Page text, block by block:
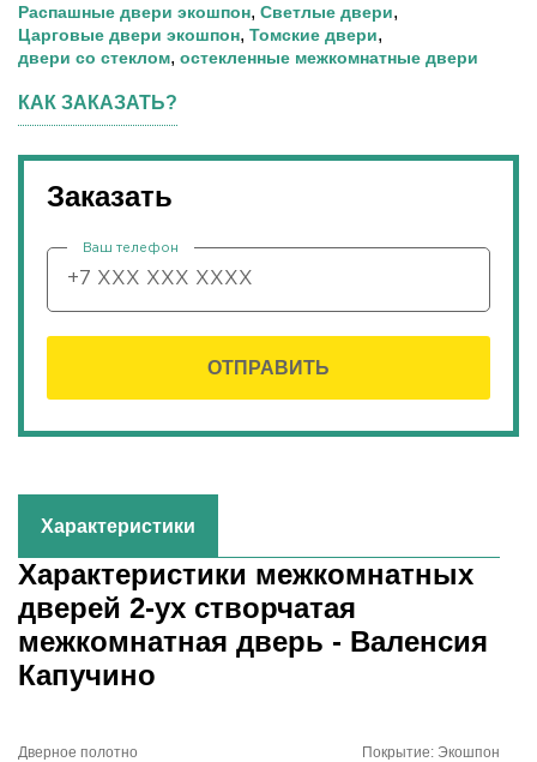
Распашные двери экошпон, Светлые двери,
Царговые двери экошпон, Томские двери,
двери со стеклом, остекленные межкомнатные двери
КАК ЗАКАЗАТЬ?
Заказать
Ваш телефон
ОТПРАВИТЬ
Характеристики
Характеристики межкомнатных
дверей 2-ух створчатая
межкомнатная дверь - Валенсия
Капучино
Дверное полотно Покрытие: Экошпон